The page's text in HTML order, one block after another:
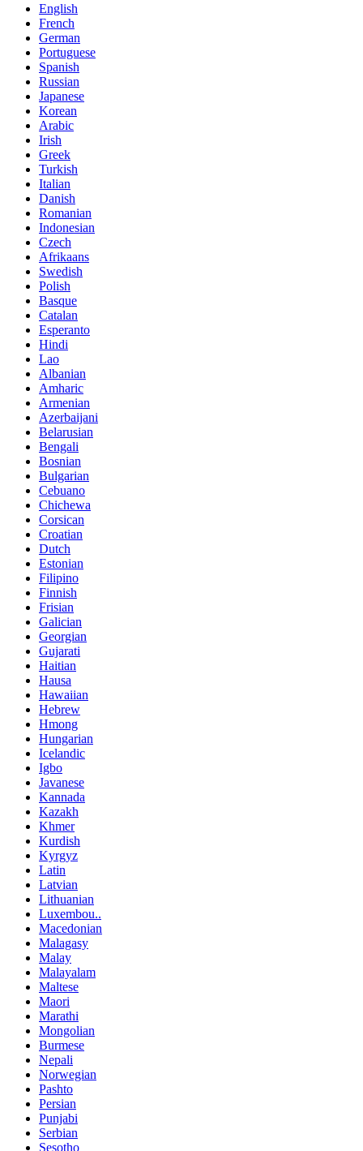
English
French
German
Portuguese
Spanish
Russian
Japanese
Korean
Arabic
Irish
Greek
Turkish
Italian
Danish
Romanian
Indonesian
Czech
Afrikaans
Swedish
Polish
Basque
Catalan
Esperanto
Hindi
Lao
Albanian
Amharic
Armenian
Azerbaijani
Belarusian
Bengali
Bosnian
Bulgarian
Cebuano
Chichewa
Corsican
Croatian
Dutch
Estonian
Filipino
Finnish
Frisian
Galician
Georgian
Gujarati
Haitian
Hausa
Hawaiian
Hebrew
Hmong
Hungarian
Icelandic
Igbo
Javanese
Kannada
Kazakh
Khmer
Kurdish
Kyrgyz
Latin
Latvian
Lithuanian
Luxembou..
Macedonian
Malagasy
Malay
Malayalam
Maltese
Maori
Marathi
Mongolian
Burmese
Nepali
Norwegian
Pashto
Persian
Punjabi
Serbian
Sesotho